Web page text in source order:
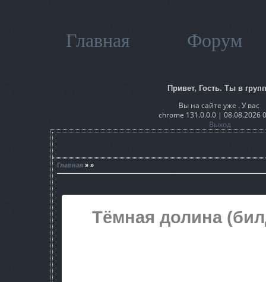
Главная Форум
Привет, Гость. Ты в
Вы на сайте уже . У вас
chrome 131.0.0.0 | 08.08.2026
Выход
Главная » »
Тёмная долина